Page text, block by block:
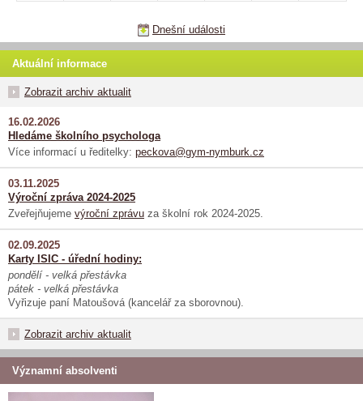
Dnešní události
Aktuální informace
Zobrazit archiv aktualit
16.02.2026
Hledáme školního psychologa
Více informací u ředitelky: peckova@gym-nymburk.cz
03.11.2025
Výroční zpráva 2024-2025
Zveřejňujeme výroční zprávu za školní rok 2024-2025.
02.09.2025
Karty ISIC - úřední hodiny:
pondělí - velká přestávka
pátek - velká přestávka
Vyřizuje paní Matoušová (kancelář za sborovnou).
Zobrazit archiv aktualit
Významní absolventi